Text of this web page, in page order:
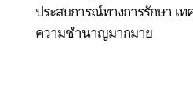
ประสบการณ์ทางการรักษา เท
ความชำนาญมากมาย